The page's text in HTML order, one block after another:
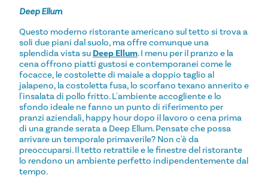
Deep Ellum
Questo moderno ristorante americano sul tetto si trova a
soli due piani dal suolo, ma offre comunque una
splendida vista su Deep Ellum. I menu per il pranzo e la
cena offrono piatti gustosi e contemporanei come le
focacce, le costolette di maiale a doppio taglio al
jalapeno, la costoletta fusa, lo scorfano texano annerito e
l'insalata di pollo fritto. L'ambiente accogliente e lo
sfondo ideale ne fanno un punto di riferimento per
pranzi aziendali, happy hour dopo il lavoro o cena prima
di una grande serata a Deep Ellum. Pensate che possa
arrivare un temporale primaverile? Non c'è da
preoccuparsi. Il tetto retrattile e le finestre del ristorante
lo rendono un ambiente perfetto indipendentemente dal
tempo.